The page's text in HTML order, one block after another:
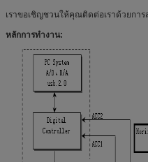
เราขอเชิญชวนให้คุณติดต่อเราด้วยกา
หลักการทำงาน: